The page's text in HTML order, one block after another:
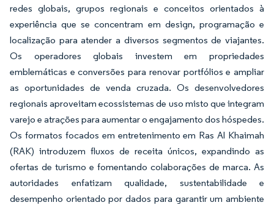
redes globais, grupos regionais e conceitos orientados à
experiência que se concentram em design, programação e
localização para atender a diversos segmentos de viajantes.
Os operadores globais investem em propriedades
emblemáticas e conversões para renovar portfólios e ampliar
as oportunidades de venda cruzada. Os desenvolvedores
regionais aproveitam ecossistemas de uso misto que integram
varejo e atrações para aumentar o engajamento dos hóspedes.
Os formatos focados em entretenimento em Ras Al Khaimah
(RAK) introduzem fluxos de receita únicos, expandindo as
ofertas de turismo e fomentando colaborações de marca. As
autoridades enfatizam qualidade, sustentabilidade e
desempenho orientado por dados para garantir um ambiente